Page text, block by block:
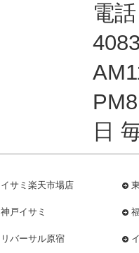
電
日
イサミ楽天市場店
神戸イサミ
リバーサル原宿